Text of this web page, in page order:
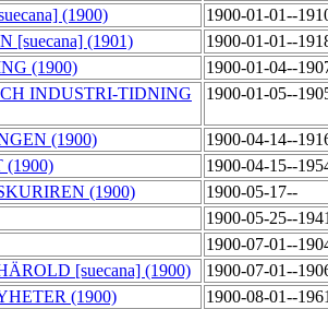
(1900)
1900-01-01--
[suecana] (1901)
1900-01-01--
(1900)
1900-01-04--
INDUSTRI-TIDNING
1900-01-05--
(1900)
1900-04-14--
1900-04-15--
(1900)
1900-05-17--
1900-05-25--
1900-07-01--
[suecana] (1900)
1900-07-01--
(1900)
1900-08-01--